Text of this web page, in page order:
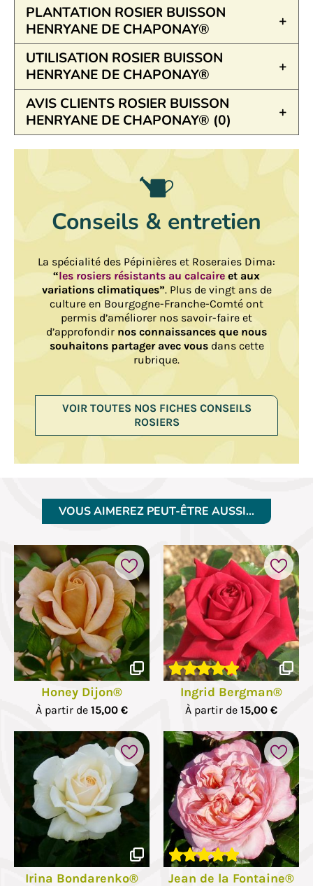
PLANTATION ROSIER BUISSON
HENRYANE DE CHAPONAY®
UTILISATION ROSIER BUISSON
HENRYANE DE CHAPONAY®
AVIS CLIENTS ROSIER BUISSON
HENRYANE DE CHAPONAY® (0)
Conseils & entretien
La spécialité des Pépinières et Roseraies Dima:
“les rosiers résistants au calcaire et aux
variations climatiques”. Plus de vingt ans de
culture en Bourgogne-Franche-Comté ont
permis d’améliorer nos savoir-faire et
d’approfondir nos connaissances que nous
souhaitons partager avec vousdans cette
rubrique.
VOIR TOUTES NOS FICHES CONSEILS
ROSIERS
VOUS AIMEREZ PEUT-ÊTRE AUSSI…
Honey Dijon®
À partir de 15,00 €
Ingrid Bergman®
À partir de 15,00 €
Irina Bondarenko® Jean de la Fontaine®